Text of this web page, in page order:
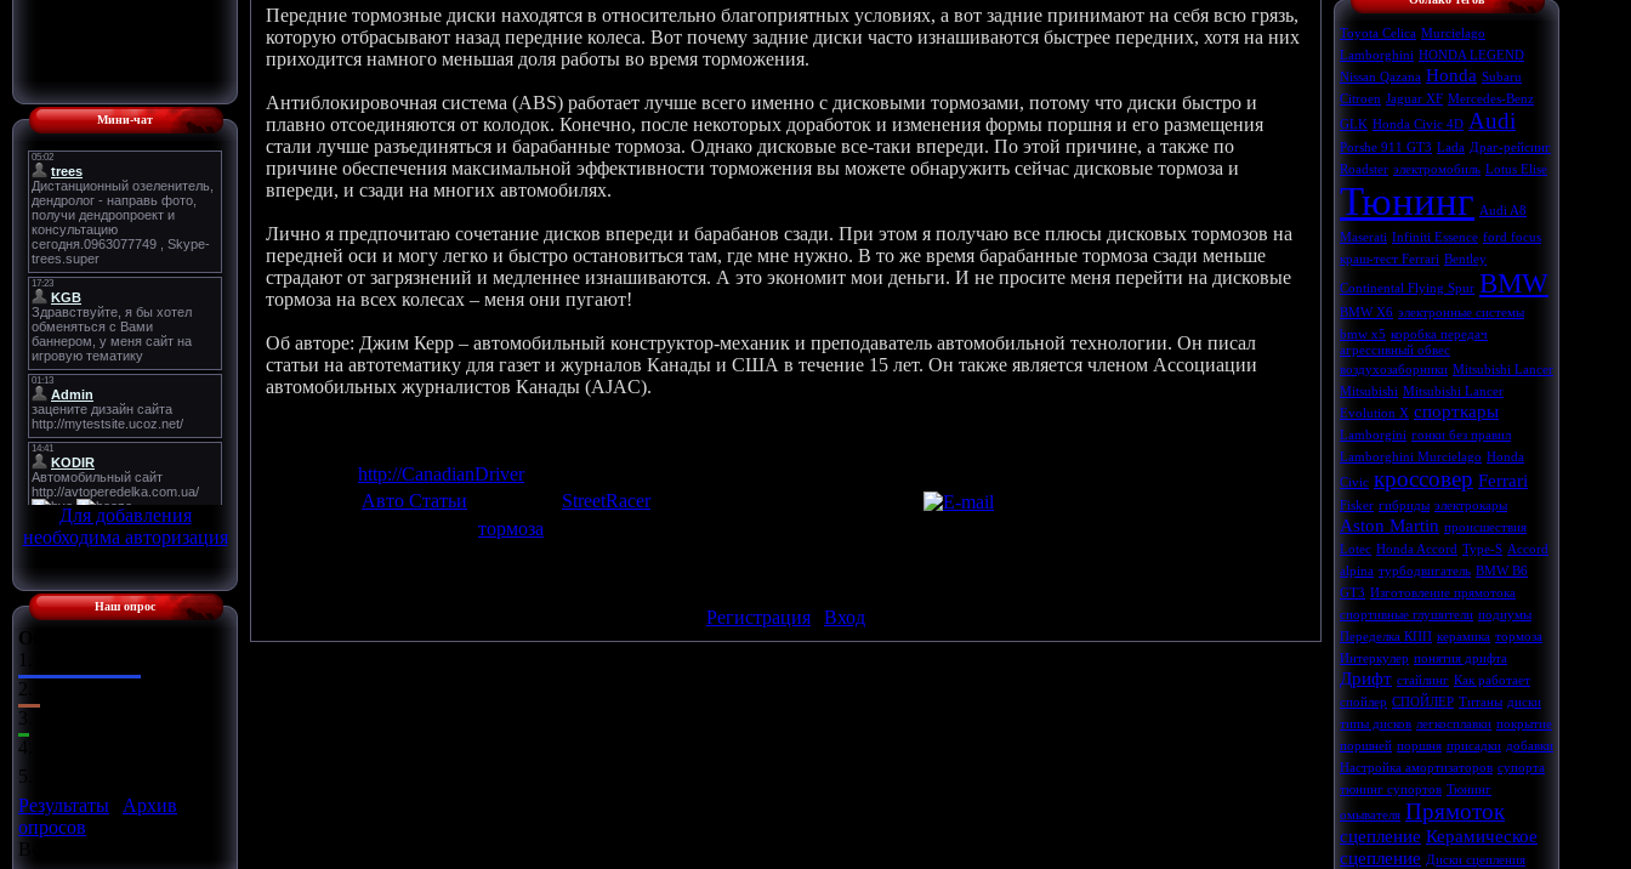
Мини-чат
Для добавления
необходима авторизация
Наш опрос
Оцените сайт
2.
3.
4.
5.
Результаты
Архив
опросов
Всего ответов:
Передние тормозные диски находятся в относительно благоприятных условиях, а вот задние принимают на себя всю грязь,
которую отбрасывают назад передние колеса. Вот почему задние диски часто изнашиваются быстрее передних, хотя на них
приходится намного меньшая доля работы во время торможения.
Антиблокировочная система (ABS) работает лучше всего именно с дисковыми тормозами, потому что диски быстро и
плавно отсоединяются от колодок. Конечно, после некоторых доработок и изменения формы поршня и его размещения
стали лучше разъединяться и барабанные тормоза. Однако дисковые все-таки впереди. По этой причине, а также по
причине обеспечения максимальной эффективности торможения вы можете обнаружить сейчас дисковые тормоза и
впереди, и сзади на многих автомобилях.
Лично я предпочитаю сочетание дисков впереди и барабанов сзади. При этом я получаю все плюсы дисковых тормозов на
передней оси и могу легко и быстро остановиться там, где мне нужно. В то же время барабанные тормоза сзади меньше
страдают от загрязнений и медленнее изнашиваются. А это экономит мои деньги. И не просите меня перейти на дисковые
тормоза на всех колесах – меня они пугают!
Об авторе: Джим Керр – автомобильный конструктор-механик и преподаватель автомобильной технологии. Он писал
статьи на автотематику для газет и журналов Канады и США в течение 15 лет. Он также является членом Ассоциации
автомобильных журналистов Канады (AJAC).
http://CanadianDriver
Авто Статьи StreetRacer(21.03.2009) |
тормоза
Регистрация Вход
Toyota Celica Murcielago
Lamborghini HONDA LEGEND
Nissan Qazana Honda Subaru
Citroen Jaguar XF Mercedes-Benz
GLK Honda Civic 4D Audi
Porshe 911 GT3 Lada Драг-рейсинг
Roadster электромобиль Lotus Elise
Тюнинг Audi A8
Maserati Infiniti Essence ford focus
краш-тест Ferrari Bentley
Continental Flying Spur BMW
BMW X6 электронные системы
bmw x5 коробка передач
агрессивный обвес
воздухозаборники Mitsubishi Lancer
Mitsubishi Mitsubishi Lancer
Evolution X спорткары
Lamborgini гонки без правил
Lamborghini Murcielago Honda
Civic кроссовер Ferrari
Fisker гибриды электрокары
Aston Martin происшествия
Lotec Honda Accord Type-S Accord
alpina турбодвигатель BMW B6
GT3 Изготовление прямотока
спортивные глушители подиумы
Переделка КПП керамика тормоза
Интеркулер понятия дрифта
Дрифт стайлинг Как работает
спойлер СПОЙЛЕР Титаны диски
типы дисков легкосплавки покрытие
поршней поршня присадки добавки
Настройка амортизаторов супорта
тюнинг супортов Тюнинг
омывателя Прямоток
сцепление Керамическое
сцепление Диски сцепления